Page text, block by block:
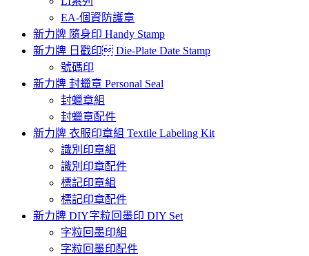
EA-個資防護章
新力牌 隨身印 Handy Stamp
新力牌 日戳印 Die-Plate Date Stamp
號碼印
新力牌 封蠟章 Personal Seal
封蠟章組
封蠟章配件
新力牌 衣服印章組 Textile Labeling Kit
識別印章組
識別印章配件
標記印章組
標記印章配件
新力牌 DIY字粒回墨印 DIY Set
字粒回墨印組
字粒回墨印配件